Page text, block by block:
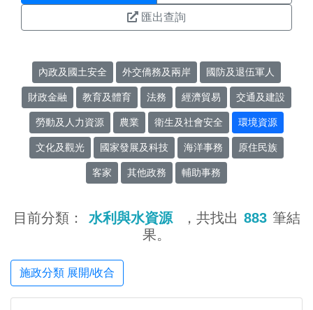
匯出查詢
內政及國土安全 外交僑務及兩岸 國防及退伍軍人
財政金融 教育及體育 法務 經濟貿易 交通及建設
勞動及人力資源 農業 衛生及社會安全 環境資源
文化及觀光 國家發展及科技 海洋事務 原住民族
客家 其他政務 輔助事務
目前分類： 水利與水資源 ，共找出 883 筆結
果。
施政分類 展開/收合